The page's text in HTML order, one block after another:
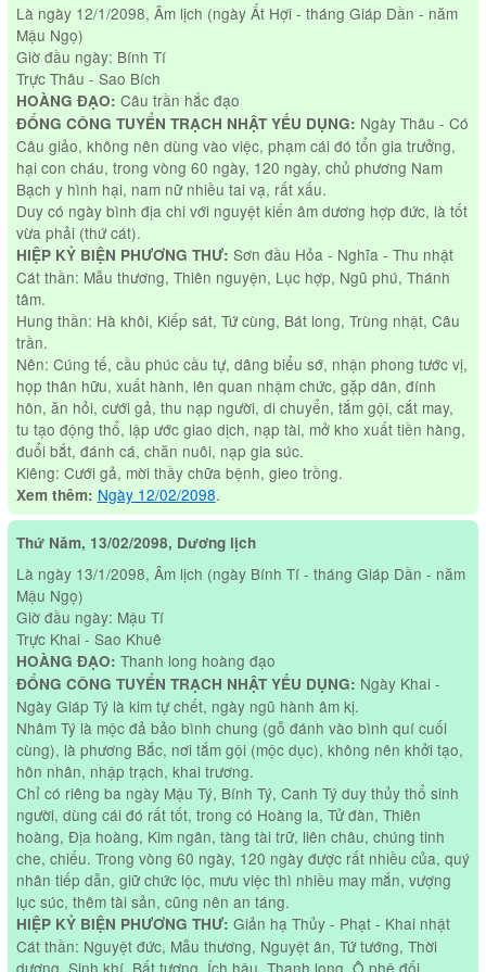
Là ngày 12/1/2098, Âm lịch (ngày Ất Hợi - tháng Giáp Dần - năm
Mậu Ngọ)
Giờ đầu ngày: Bính Tí
Trực Thâu - Sao Bích
HOÀNG ĐẠO: Câu trần hắc đạo
ĐỔNG CÔNG TUYỂN TRẠCH NHẬT YẾU DỤNG: Ngày Thâu - Có
Câu giảo, không nên dùng vào việc, phạm cái đó tổn gia trưởng,
hại con cháu, trong vòng 60 ngày, 120 ngày, chủ phương Nam
Bạch y hình hại, nam nữ nhiều tai vạ, rất xấu.
Duy có ngày bình địa chi với nguyệt kiến âm dương hợp đức, là tốt
vừa phải (thứ cát).
HIỆP KỶ BIỆN PHƯƠNG THƯ: Sơn đầu Hỏa - Nghĩa - Thu nhật
Cát thần: Mẫu thương, Thiên nguyện, Lục hợp, Ngũ phú, Thánh
tâm.
Hung thần: Hà khôi, Kiếp sát, Tứ cùng, Bát long, Trùng nhật, Câu
trần.
Nên: Cúng tế, cầu phúc cầu tự, dâng biểu sớ, nhận phong tước vị,
họp thân hữu, xuất hành, lên quan nhậm chức, gặp dân, đính
hôn, ăn hỏi, cưới gả, thu nạp người, di chuyển, tắm gội, cắt may,
tu tạo động thổ, lập ước giao dịch, nạp tài, mở kho xuất tiền hàng,
đuổi bắt, đánh cá, chăn nuôi, nạp gia súc.
Kiêng: Cưới gả, mời thầy chữa bệnh, gieo trồng.
Xem thêm: Ngày 12/02/2098.
Thứ Năm, 13/02/2098, Dương lịch
Là ngày 13/1/2098, Âm lịch (ngày Bính Tí - tháng Giáp Dần - năm
Mậu Ngọ)
Giờ đầu ngày: Mậu Tí
Trực Khai - Sao Khuê
HOÀNG ĐẠO: Thanh long hoàng đạo
ĐỔNG CÔNG TUYỂN TRẠCH NHẬT YẾU DỤNG: Ngày Khai -
Ngày Giáp Tý là kim tự chết, ngày ngũ hành âm kị.
Nhâm Tý là mộc đả bảo bình chung (gỗ đánh vào bình quí cuối
cùng), là phương Bắc, nơi tắm gội (mộc dục), không nên khởi tạo,
hôn nhân, nhập trạch, khai trương.
Chỉ có riêng ba ngày Mậu Tý, Bính Tý, Canh Tý duy thủy thổ sinh
người, dùng cái đó rất tốt, trong có Hoàng la, Tử đàn, Thiên
hoàng, Địa hoàng, Kim ngân, tàng tài trữ, liên châu, chúng tinh
che, chiếu. Trong vòng 60 ngày, 120 ngày được rất nhiều của, quý
nhân tiếp dẫn, giữ chức lộc, mưu việc thì nhiều may mắn, vượng
lục súc, thêm tài sản, cũng nên an táng.
HIỆP KỶ BIỆN PHƯƠNG THƯ: Giản hạ Thủy - Phạt - Khai nhật
Cát thần: Nguyệt đức, Mẫu thương, Nguyệt ân, Tứ tướng, Thời